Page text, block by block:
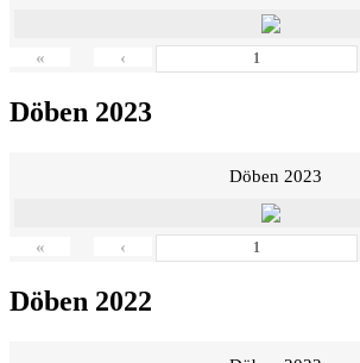
« ‹
Döben 2023
Döben 2023
« ‹
Döben 2022